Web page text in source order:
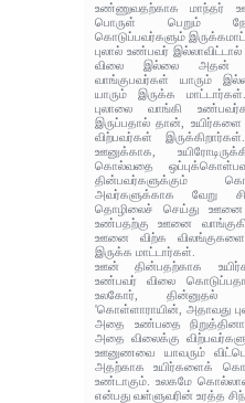
உண்ணுவதற்காக மாந்தர்
பொருள் பெறும்
கொடுப்பவர்களும்
புலால் உண்பவர்
விலை இல்லை அதன்
வாங்குபவர்கள் யாரும்
யாரும் இருக்க
புலாலை வாங்கி
இருப்பதால் தான்,
விற்பவர்கள்
ஊனுக்காக,
கொல்வதை
தின்பவர்களுக்கும்
அவர்களுக்காக வேறு
தொழிலைச் செய்து ஊனை
உண்பதற்கு ஊனை
ஊனை விற்க
இருக்க மாட்டார்கள்.
ஊன் தின்பதற்காக
உண்பவர் விலை
உலகோர்‌,
'கொள்ளாராயின்‌, அதாவது
அதை உண்பதை
அதை விலைக்கு
ஊனுணவை யாவரும்
அதற்காக உயிர்களைக்
உண்டாகும். உலகமே
என்பது வள்ளுவரின் உரத்த